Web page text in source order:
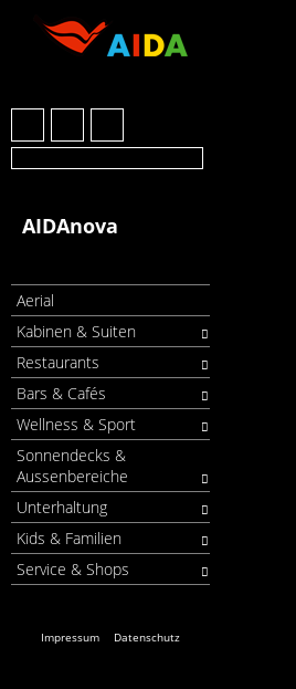
AIDAnova
Aerial
Kabinen & Suiten
Restaurants
Bars & Cafés
Wellness & Sport
Sonnendecks &
Aussenbereiche
Unterhaltung
Kids & Familien
Service & Shops
Impressum Datenschutz